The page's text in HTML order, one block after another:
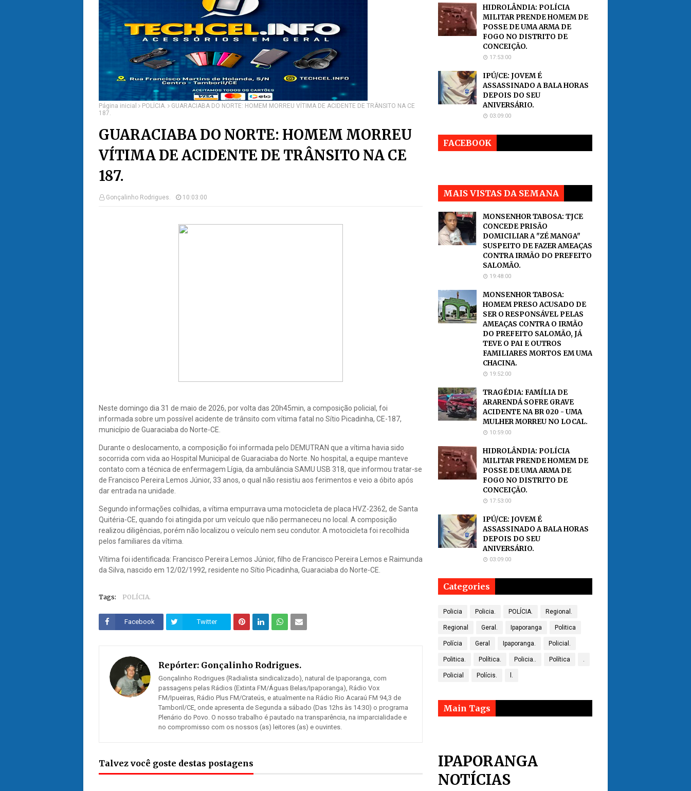
Página inicial POLÍCIA.
GUARACIABA DO NORTE: HOMEM MORREU VÍTIMA DE ACIDENTE DE TRÂNSITO NA CE
187.
GUARACIABA DO NORTE: HOMEM MORREU
VÍTIMA DE ACIDENTE DE TRÂNSITO NA CE
187.
Gonçalinho Rodrigues. 10:03:00
Neste domingo dia 31 de maio de 2026, por volta das 20h45min, a composição policial, foi
informada sobre um possível acidente de trânsito com vítima fatal no Sítio Picadinha, CE-187,
município de Guaraciaba do Norte-CE.
Durante o deslocamento, a composição foi informada pelo DEMUTRAN que a vítima havia sido
socorrida com vida ao Hospital Municipal de Guaraciaba do Norte. No hospital, a equipe manteve
contato com a técnica de enfermagem Lígia, da ambulância SAMU USB 318, que informou tratar-se
de Francisco Pereira Lemos Júnior, 33 anos, o qual não resistiu aos ferimentos e veio a óbito após
dar entrada na unidade.
Segundo informações colhidas, a vítima empurrava uma motocicleta de placa HVZ-2362, de Santa
Quitéria-CE, quando foi atingida por um veículo que não permaneceu no local. A composição
realizou diligências, porém não localizou o veículo nem seu condutor. A motocicleta foi recolhida
pelos familiares da vítima.
Vítima foi identificada: Francisco Pereira Lemos Júnior, filho de Francisco Pereira Lemos e Raimunda
da Silva, nascido em 12/02/1992, residente no Sítio Picadinha, Guaraciaba do Norte-CE.
Tags: POLÍCIA.
Facebook Twitter
Repórter: Gonçalinho Rodrigues.
Gonçalinho Rodrigues (Radialista sindicalizado), natural de Ipaporanga, com
passagens pelas Rádios (Extinta FM/Águas Belas/Ipaporanga), Rádio Vox
FM/Ipueiras, Rádio Plus FM/Crateús, e atualmente na Rádio Rio Acaraú FM 94,3 de
Tamboril/CE, onde apresenta de Segunda a sábado (Das 12hs às 14:30) o programa
Plenário do Povo. O nosso trabalho é pautado na transparência, na imparcialidade e
no compromisso com os nossos (as) leitores (as) e ouvintes.
Talvez você goste destas postagens
HIDROLÂNDIA: POLÍCIA
MILITAR PRENDE HOMEM DE
POSSE DE UMA ARMA DE
FOGO NO DISTRITO DE
CONCEIÇÃO.
17:53:00
IPÚ/CE: JOVEM É
ASSASSINADO A BALA HORAS
DEPOIS DO SEU
ANIVERSÁRIO.
03:09:00
FACEBOOK
MAIS VISTAS DA SEMANA
MONSENHOR TABOSA: TJCE
CONCEDE PRISÃO
DOMICILIAR A "ZÉ MANGA"
SUSPEITO DE FAZER AMEAÇAS
CONTRA IRMÃO DO PREFEITO
SALOMÃO.
19:48:00
MONSENHOR TABOSA:
HOMEM PRESO ACUSADO DE
SER O RESPONSÁVEL PELAS
AMEAÇAS CONTRA O IRMÃO
DO PREFEITO SALOMÃO, JÁ
TEVE O PAI E OUTROS
FAMILIARES MORTOS EM UMA
CHACINA.
19:52:00
TRAGÉDIA: FAMÍLIA DE
ARARENDÁ SOFRE GRAVE
ACIDENTE NA BR 020 - UMA
MULHER MORREU NO LOCAL.
10:59:00
HIDROLÂNDIA: POLÍCIA
MILITAR PRENDE HOMEM DE
POSSE DE UMA ARMA DE
FOGO NO DISTRITO DE
CONCEIÇÃO.
17:53:00
IPÚ/CE: JOVEM É
ASSASSINADO A BALA HORAS
DEPOIS DO SEU
ANIVERSÁRIO.
03:09:00
Categories
Policia Policia. POLÍCIA. Regional.
Regional Geral. Ipaporanga Politica
Polícia Geral Ipaporanga. Policial.
Politica. Política. Policia.. Política .
Policial Polícis. l.
Main Tags
IPAPORANGA
NOTÍCIAS